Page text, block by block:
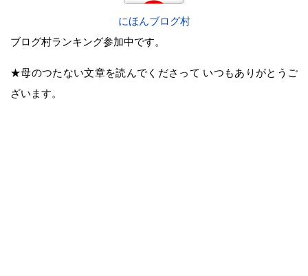
にほんブログ村
ブログ村ランキング参加中です。
★母のつたない文章を読んでくださって いつもありがとうご
ざいます。